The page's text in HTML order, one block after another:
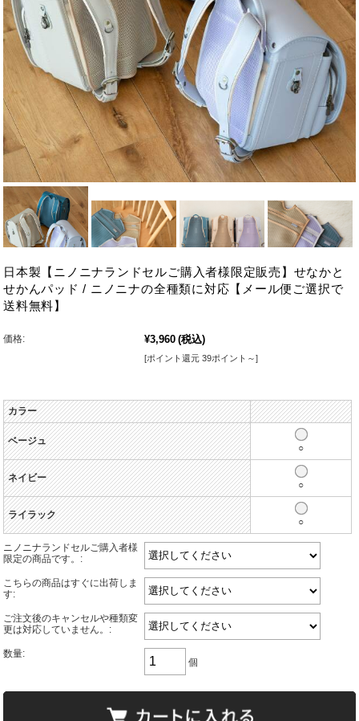
日本製【ニノニナランドセルご購入者様限定販売】せなかと
せかんパッド / ニノニナの全種類に対応【メール便ご選択で
送料無料】
価格: ¥3,960 (税込)
[ポイント還元 39ポイント～]
カラー
ベージュ
○
ネイビー
○
ライラック
○
ニノニナランドセルご購入者様
限定の商品です。:
こちらの商品はすぐに出荷しま
す:
ご注文後のキャンセルや種類変
更は対応していません。:
数量:
個